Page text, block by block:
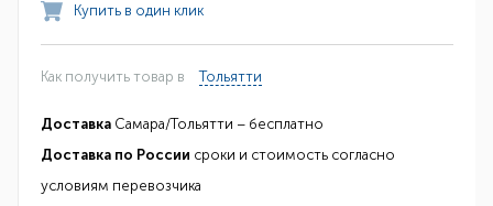
Купить в один клик
Как получить товар в Тольятти
Доставка Самара/Тольятти – бесплатно
Доставка по России сроки и стоимость согласно
условиям перевозчика